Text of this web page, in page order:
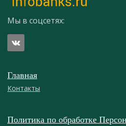
Мы в соцсетях:
Главная
Контакты
Политика по обработке